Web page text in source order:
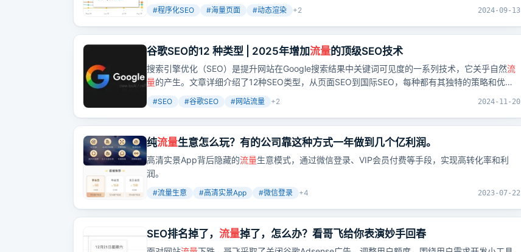
#程序化SEO #海量页面 #动态渲染 +2 2024-09-13
谷歌SEO的12 种类型 | 2025年增加流量的顶级SEO技术
搜索引擎优化（SEO）是提升网站在Google搜索结果中关键词可见度的一系列技术，它关乎自然流
量的产生。文章详细介绍了12种SEO类型，从页面SEO到国际SEO，每种都有其独特的策略和优
势，帮助网站在搜索引擎结果页面上获得更好的排名。
#SEO #谷歌SEO #网站流量 +2 2024-11-20
纯流量生意怎么玩？有的公司靠这种方式一年做到几个亿利润。
高清实景App背后隐藏的流量生意模式，通过微信登录、VIP会员付费等手段，实现高转化率和利
润。
#流量生意 #高清实景App #微信登录 +4 2023-07-22
SEO排名掉了， 流量掉了，怎么办？看哥飞给你表演妙手回春